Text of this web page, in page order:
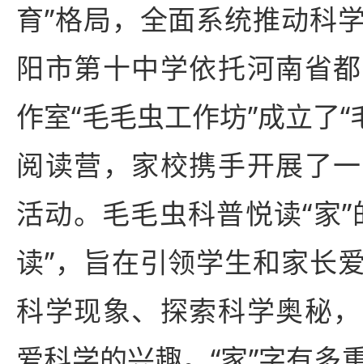
育”格局，全面系统推动科
阳市第十中学依托河南省
作室“毛毛虫工作坊”成立了“
阅读营，家校携手开展了
活动。毛毛虫科普悦读“家
读”，旨在引领学生和家长
科学现象、探索科学奥秘